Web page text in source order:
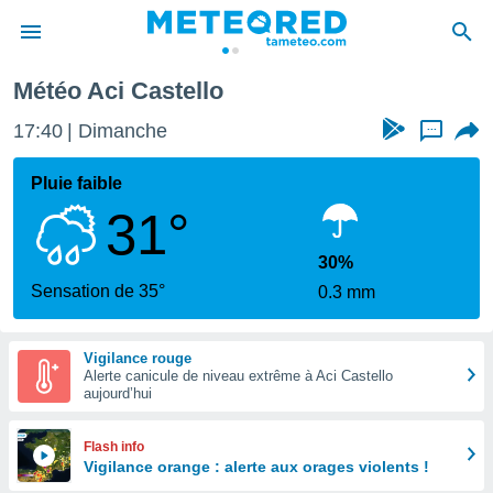
de
par
Météo Aci Castello
17:41 Dimanche ...
Pluie faible
31°
Sensation de 35°
30%
0.3 mm
Vigilance rouge
Alerte canicule de niveau extrême à Aci Castello
aujourd’hui
Flash info
Vigilance orange : alerte aux orages violents !